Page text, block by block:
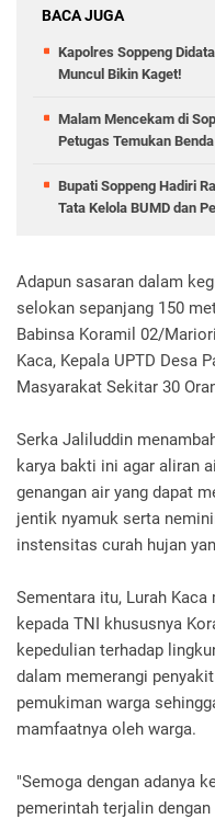
BACA JUGA
Kapolres Soppeng
Muncul Bikin Kaget!
Malam Mencekam di
Petugas Temukan
Bupati Soppeng Hadiri
Tata Kelola BUMD dan
Adapun sasaran dalam
selokan sepanjang 150
Babinsa Koramil 02/
Kaca, Kepala UPTD Desa
Masyarakat Sekitar 30
Serka Jaliluddin
karya bakti ini agar aliran
genangan air yang dapat
jentik nyamuk serta
instensitas curah hujan
Sementara itu, Lurah
kepada TNI khususnya
kepedulian terhadap
dalam memerangi
pemukiman warga
mamfaatnya oleh warga.
"Semoga dengan adanya
pemerintah terjalin